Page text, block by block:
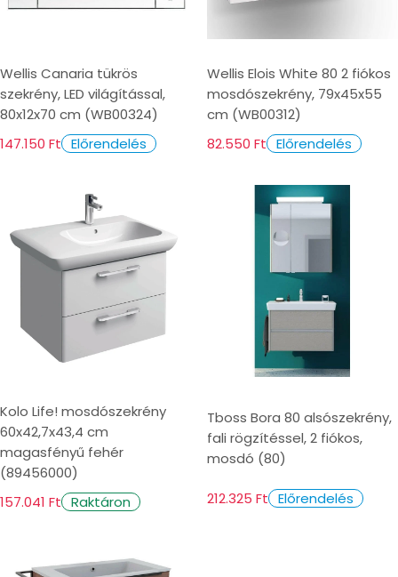
Wellis Canaria tükrös
szekrény, LED világítással,
80x12x70 cm (WB00324)
147.150 Ft Előrendelés
Wellis Elois White 80 2 fiókos
mosdószekrény, 79x45x55
cm (WB00312)
82.550 Ft Előrendelés
Kolo Life! mosdószekrény
60x42,7x43,4 cm
magasfényű fehér
(89456000)
157.041 Ft Raktáron
Tboss Bora 80 alsószekrény,
fali rögzítéssel, 2 fiókos,
mosdó (80)
212.325 Ft Előrendelés